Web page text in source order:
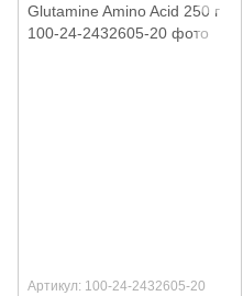
Артикул: 100-24-2432605-20